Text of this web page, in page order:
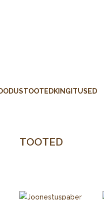
KINGITUSED
TOOTED